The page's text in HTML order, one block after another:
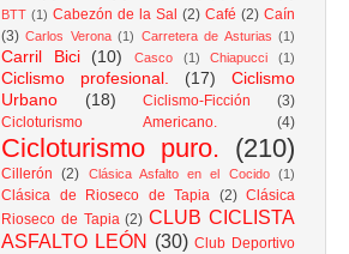
BTT (1) Cabezón de la Sal (2) Café (2) Caín
(3) Carlos Verona (1) Carretera de Asturias (1)
Carril Bici (10) Casco (1) Chiapucci (1)
Ciclismo profesional. (17)
Ciclismo
Urbano
(18) Ciclismo-Ficción
(3)
Cicloturismo Americano.
(4)
Cicloturismo puro. (210)
Cillerón (2) Clásica Asfalto en el Cocido (1)
Clásica de Rioseco de Tapia (2) Clásica
Rioseco de Tapia (2) CLUB CICLISTA
ASFALTO LEÓN (30) Club Deportivo